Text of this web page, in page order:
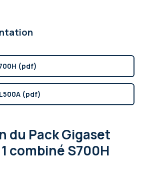
(pdf)
(pdf)
du Pack Gigaset
combiné S700H